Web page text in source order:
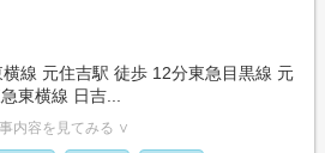
線 元住吉駅 徒歩 12分東急目黒線 元
東横線 日吉...
内容を見てみる ∨